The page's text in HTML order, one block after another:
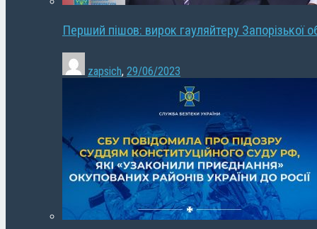
Перший пішов: вирок гауляйтеру Запорізької
zapsich, 29/06/2023